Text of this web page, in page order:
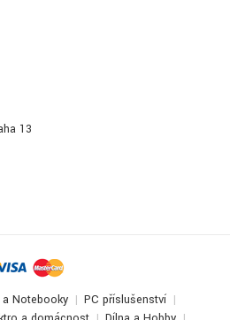
13
a Notebooky
PC příslušenství